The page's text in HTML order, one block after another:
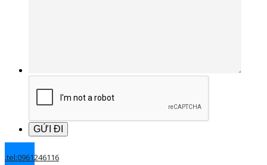
.tel:0961246116